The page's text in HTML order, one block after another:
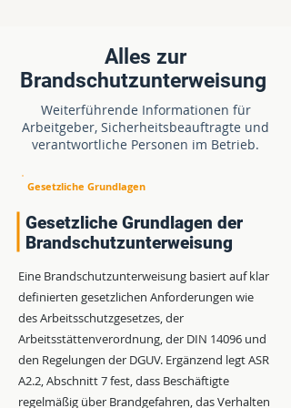
Fluchtwege oder Sammelstellen.
Die Dokumentation dient als
Aufsichtsbehörden und unterstützt
die interne Qualitätssicherung im
hinaus und qualifiziert ausgewählte
Personen für weiterführende
oder der Unterstützung der
Brandbekämpfung. Beide
betrieblichen Brandschutzes.
Kostenlos & unverbindlich
Jetzt Demo anfordern
Fordern Sie jetzt Ihren kostenlosen
Demo-Zugang an und überzeugen Sie
sich selbst von der Qualität unserer 3D-
Alles zur
Brandschutzunterweisung
Weiterführende Informationen für
Arbeitgeber, Sicherheitsbeauftragte und
verantwortliche Personen im Betrieb.
Gesetzliche Grundlagen
Gesetzliche Grundlagen der
Brandschutzunterweisung
Eine Brandschutzunterweisung basiert auf klar
definierten gesetzlichen Anforderungen wie
des Arbeitsschutzgesetzes, der
Arbeitsstättenverordnung, der DIN 14096 und
den Regelungen der DGUV. Ergänzend legt ASR
A2.2, Abschnitt 7 fest, dass Beschäftigte
regelmäßig über Brandgefahren, das Verhalten